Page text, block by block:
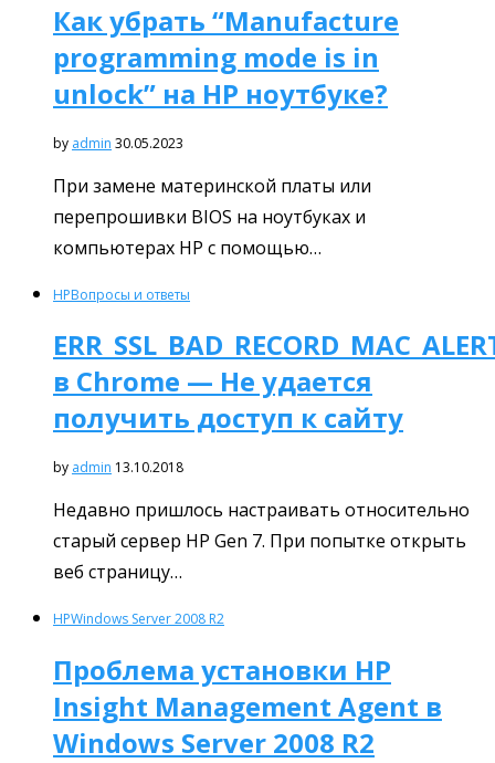
Как убрать “Manufacture
programming mode is in
unlock” на HP ноутбуке?
by admin 30.05.2023
При замене материнской платы или
перепрошивки BIOS на ноутбуках и
компьютерах HP с помощью…
HPВопросы и ответы
в Chrome — Не удается
получить доступ к сайту
by admin 13.10.2018
Недавно пришлось настраивать относительно
старый сервер HP Gen 7. При попытке открыть
веб страницу…
HPWindows Server 2008 R2
Проблема установки HP
Insight Management Agent в
Windows Server 2008 R2